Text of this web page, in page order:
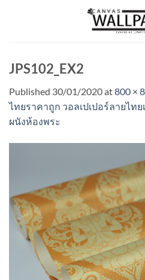
JPS102_EX2
Published 30/01/2020at800 ×
ไทยราคาถูก วอลเปเปอร์ลายไท
ผนังห้องพระ